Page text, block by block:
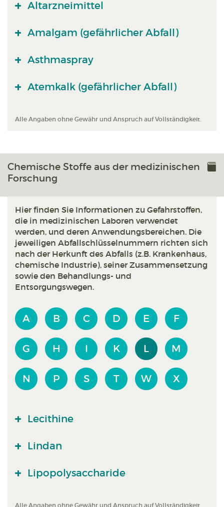
Altarzneimittel
Amalgam (gefährlicher Abfall)
Asthmaspray
Atemkalk (gefährlicher Abfall)
Alle Angaben ohne Gewähr und Anspruch auf Vollständigkeit.
Chemische Stoffe aus der medizinischen
Forschung
Hier finden Sie Informationen zu Gefahrstoffen,
die in medizinischen Laboren verwendet
werden, und deren Anwendungsbereichen. Die
jeweiligen Abfallschlüsselnummern richten sich
nach der Herkunft des Abfalls (z.B. Krankenhaus,
chemische Industrie), seiner Zusammensetzung
sowie den Behandlungs- und
Entsorgungswegen.
A B C D E F
G H I K L M
N P S T W X
Lecithine
Lindan
Lipopolysaccharide
Alle Angaben ohne Gewähr und Anspruch auf Vollständigkeit.